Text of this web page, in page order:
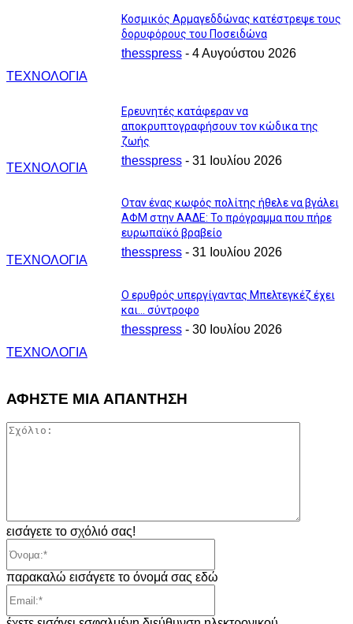
ΤΕΧΝΟΛΟΓΙΑ
Κοσμικός Αρμαγεδδώνας κατέστρεψε τους
δορυφόρους του Ποσειδώνα
thesspress - 4 Αυγούστου 2026
ΤΕΧΝΟΛΟΓΙΑ
Ερευνητές κατάφεραν να
αποκρυπτογραφήσουν τον κώδικα της
ζωής
thesspress - 31 Ιουλίου 2026
ΤΕΧΝΟΛΟΓΙΑ
Οταν ένας κωφός πολίτης ήθελε να βγάλει
ΑΦΜ στην ΑΑΔΕ: Το πρόγραμμα που πήρε
ευρωπαϊκό βραβείο
thesspress - 31 Ιουλίου 2026
ΤΕΧΝΟΛΟΓΙΑ
Ο ερυθρός υπεργίγαντας Μπελτεγκέζ έχει
και… σύντροφο
thesspress - 30 Ιουλίου 2026
ΑΦΗΣΤΕ ΜΙΑ ΑΠΑΝΤΗΣΗ
εισάγετε το σχόλιό σας!
παρακαλώ εισάγετε το όνομά σας εδώ